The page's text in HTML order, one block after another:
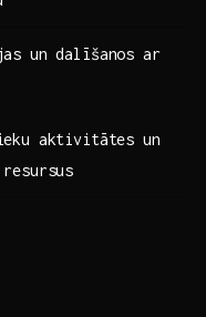
un dalīšanos ar
aktivitātes un‌